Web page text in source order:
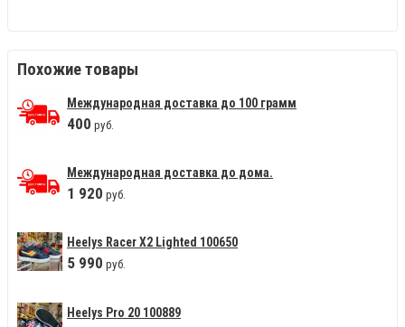
Похожие товары
Международная доставка до 100 грамм
400 руб.
Международная доставка до дома.
1 920 руб.
Heelys Racer X2 Lighted 100650
5 990 руб.
Heelys Pro 20 100889